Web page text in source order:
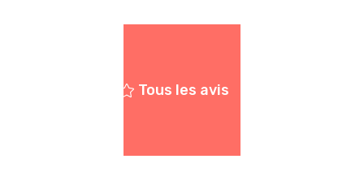
Tous les avis